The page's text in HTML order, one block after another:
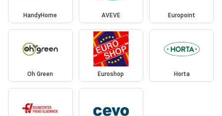
HandyHome AVEVE Europoint
Oh Green Euroshop Horta